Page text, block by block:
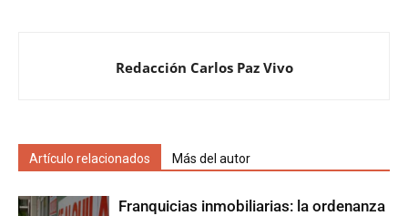
Redacción Carlos Paz Vivo
Artículo relacionados Más del autor
Franquicias inmobiliarias: la ordenanza